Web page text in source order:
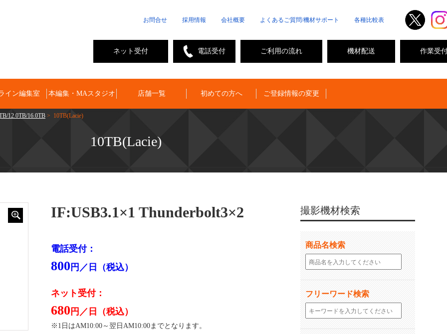
お問合せ 採用情報 会社概要 よくあるご質問/機材サポート 各種比較表
作業受
機材配送
ご利用の流れ
電話受付
ネット受付
イン編集室 本編集・MAスタジオ 店舗一覧 初めての方へ ご登録情報の変更
12.0TB/16.0TB > 10TB(Lacie)
10TB(Lacie)
IF:USB3.1×1 Thunderbolt3×2
電話受付：
800 円／日（税込）
ネット受付：
680 円／日（税込）
※1日はAM10:00～翌日AM10:00までとなります。
撮影機材検索
商品名検索
フリーワード検索